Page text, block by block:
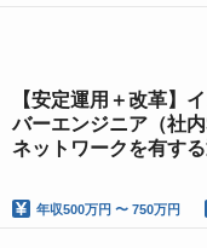
【安定運用＋改革】
バーエンジニア（社
ネットワークを有する
年収500万円 〜 750万円